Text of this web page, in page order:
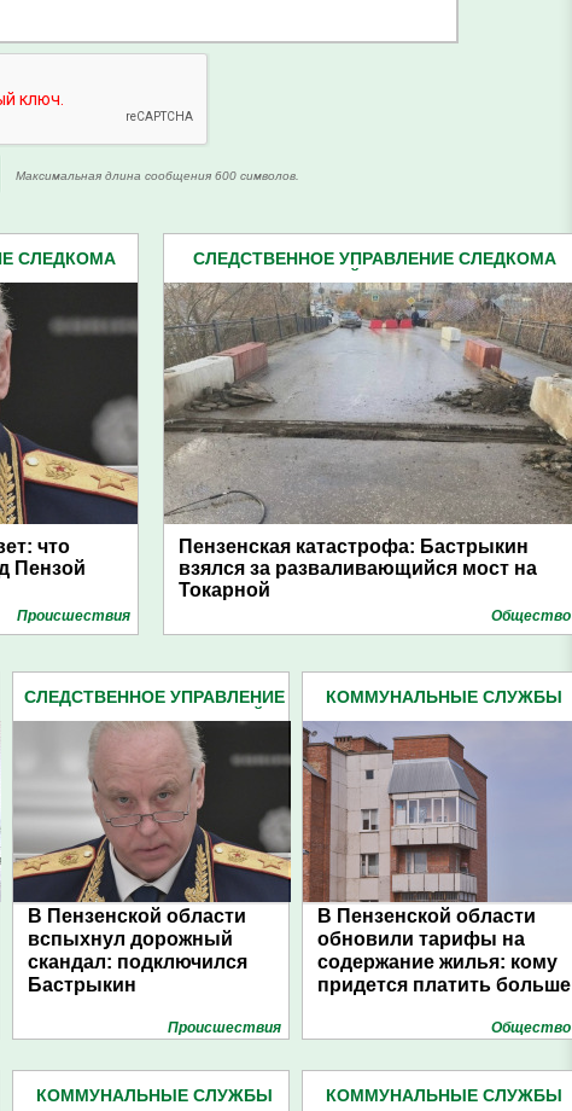
Максимальная длина сообщения 600 символов.
СЛЕДКОМА
что
Пензой
Проиcшествия
СЛЕДСТВЕННОЕ УПРАВЛЕНИЕ СЛЕДКОМА
Пензенская катастрофа: Бастрыкин
взялся за разваливающийся мост на
Токарной
Общество
СЛЕДСТВЕННОЕ УПРАВЛЕНИЕ
ОБЛАСТИ (2162)
В Пензенской области
вспыхнул дорожный
скандал: подключился
Бастрыкин
Проиcшествия
КОММУНАЛЬНЫЕ СЛУЖБЫ
В Пензенской области
обновили тарифы на
содержание жилья: кому
придется платить больше
Общество
КОММУНАЛЬНЫЕ СЛУЖБЫ
КОММУНАЛЬНЫЕ СЛУЖБЫ